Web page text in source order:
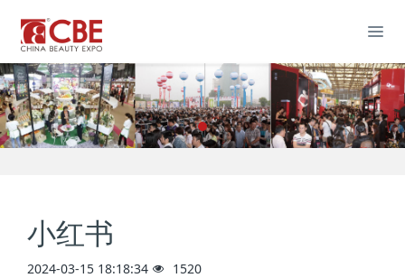
小红书
2024-03-15 18:18:34 1520